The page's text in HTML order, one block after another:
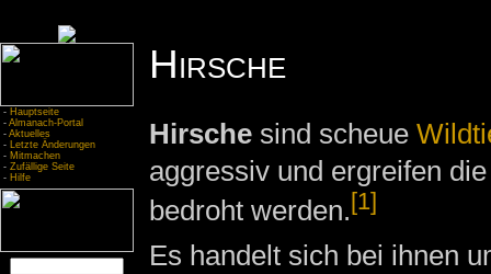
- Hauptseite
- Almanach-Portal
- Aktuelles
- Letzte Änderungen
- Mitmachen
- Zufällige Seite
- Hilfe
Hirsche
Hirschesind scheue
aggressiv und ergreifen
bedroht werden. [1]
Es handelt sich bei ihnen